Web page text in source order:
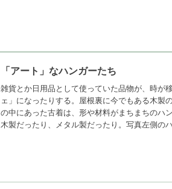
「アート」なハンガーたち
雑貨とか日用品として使っていた品物が、時が
ェ」になったりする。屋根裏に今でもある木製
の中にあった古着は、形や材料がまちまちのハ
木製だったり、メタル製だったり。写真左側のハ